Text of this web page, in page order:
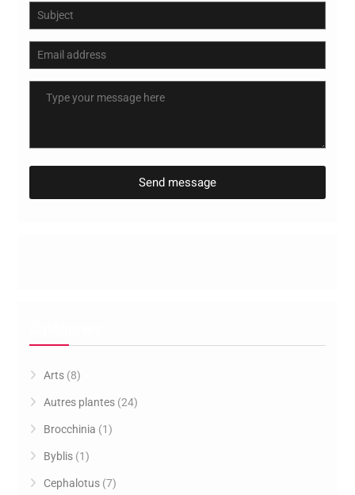
Arts (8)
Autres plantes (24)
Brocchinia (1)
Byblis (1)
Cephalotus (7)